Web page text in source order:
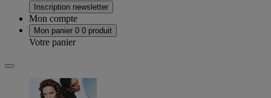
Inscription newsletter
Mon compte
Mon panier 0 0 produit
Votre panier